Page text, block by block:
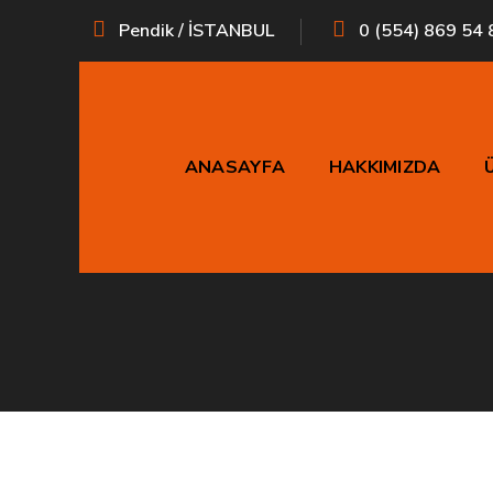
Pendik / İSTANBUL 0 (554) 869 54
ANASAYFA HAKKIMIZDA
Moldex